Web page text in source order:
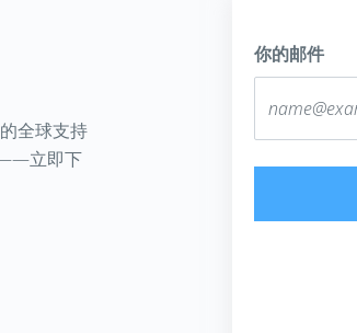
全球支持
立即下
你的邮件